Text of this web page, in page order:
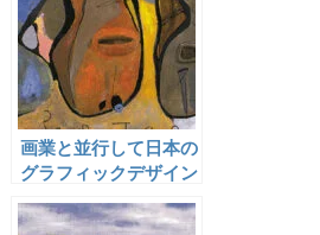
画業と並行して日本の
グラフィックデザイン
界の先駆者的役割を果
たした今竹七郎